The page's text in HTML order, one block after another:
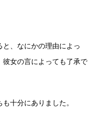
、なにかの理由によっ
女の言によっても了承で
十分にありました。